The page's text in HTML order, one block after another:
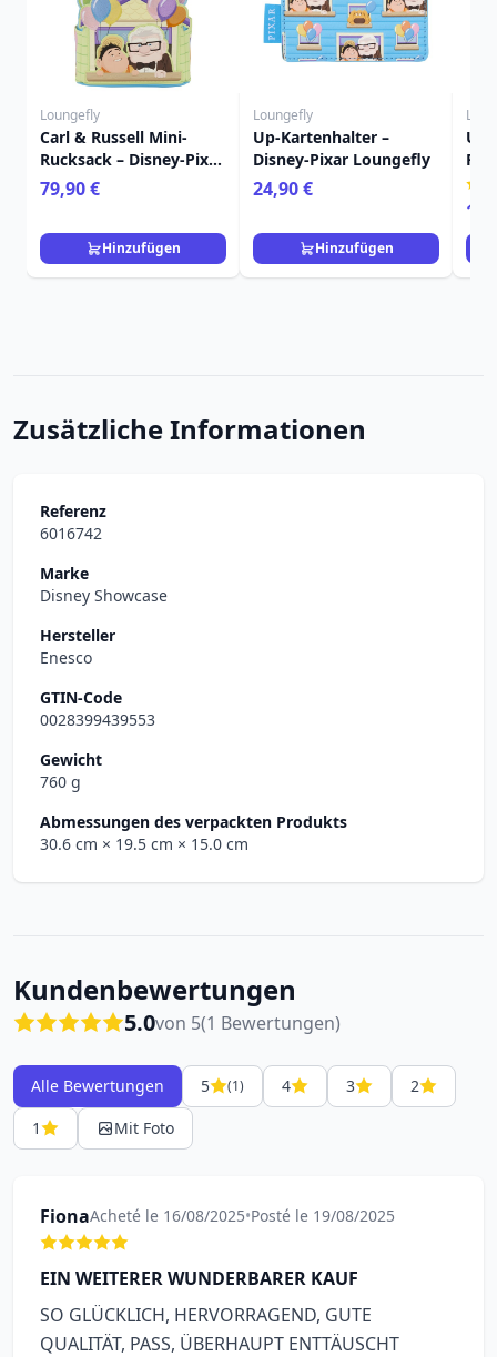
Loungefly
Carl & Russell Mini-
Rucksack – Disney-Pixar
Loungefly Up
79,90 €
Hinzufügen
Loungefly
Up-Kartenhalter –
Disney-Pixar Loungefly
24,90 €
Hinzufügen
Up
Zusätzliche Informationen
Referenz
6016742
Marke
Disney Showcase
Hersteller
Enesco
GTIN-Code
0028399439553
Gewicht
760 g
Abmessungen des verpackten Produkts
30.6 cm × 19.5 cm × 15.0 cm
Kundenbewertungen
5.0von 5(1 Bewertungen)
Alle Bewertungen 5 (1) 4 3
2
1
Mit Foto
FionaAcheté le 16/08/2025•Posté le 19/08/2025
EIN WEITERER WUNDERBARER KAUF
SO GLÜCKLICH, HERVORRAGEND, GUTE
QUALITÄT, PASS, ÜBERHAUPT ENTTÄUSCHT